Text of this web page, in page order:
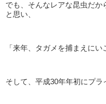
でも、そんなレアな昆虫だか
と思い、
「来年、タガメを捕まえにい
そして、平成30年年初にプラ